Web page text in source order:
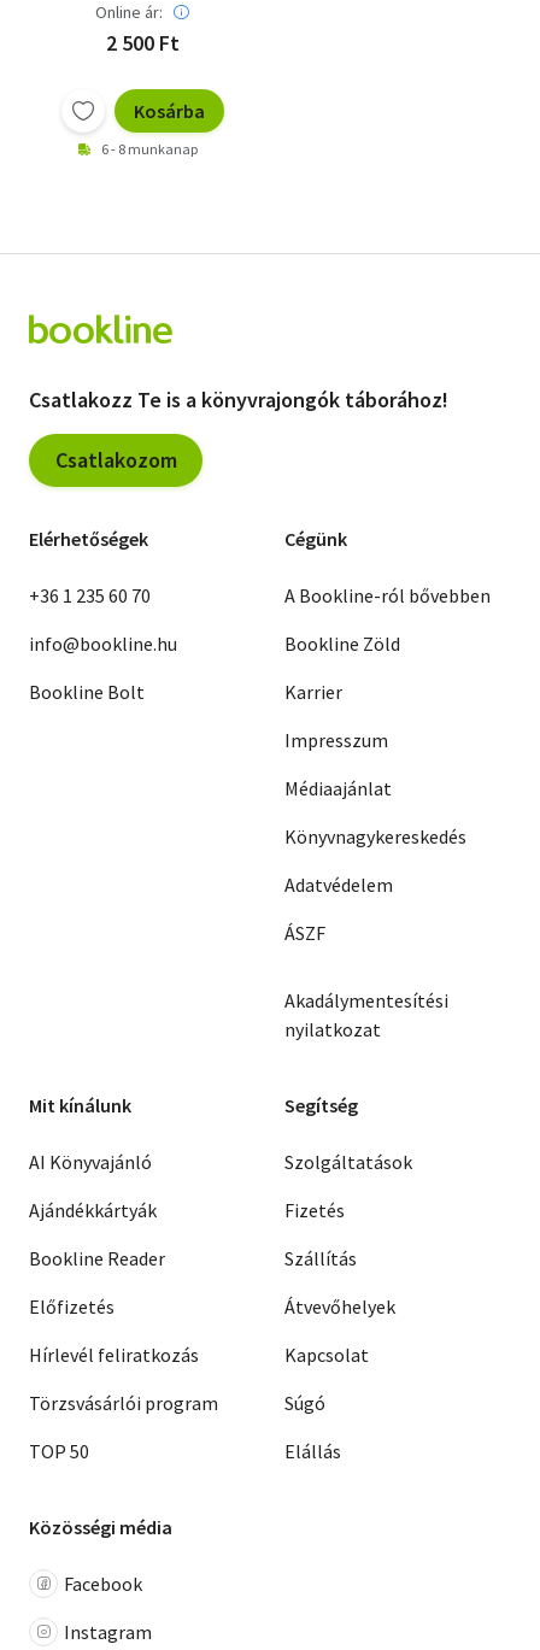
Online ár:
2 500 Ft
Kosárba
6 - 8 munkanap
Csatlakozz Te is a könyvrajongók táborához!
Csatlakozom
Elérhetőségek
+36 1 235 60 70
info@bookline.hu
Bookline Bolt
Cégünk
A Bookline-ról bővebben
Bookline Zöld
Karrier
Impresszum
Médiaajánlat
Könyvnagykereskedés
Adatvédelem
ÁSZF
Akadálymentesítési
nyilatkozat
Mit kínálunk
AI Könyvajánló
Ajándékkártyák
Bookline Reader
Előfizetés
Hírlevél feliratkozás
Törzsvásárlói program
TOP 50
Segítség
Szolgáltatások
Fizetés
Szállítás
Átvevőhelyek
Kapcsolat
Súgó
Elállás
Közösségi média
Facebook
Instagram